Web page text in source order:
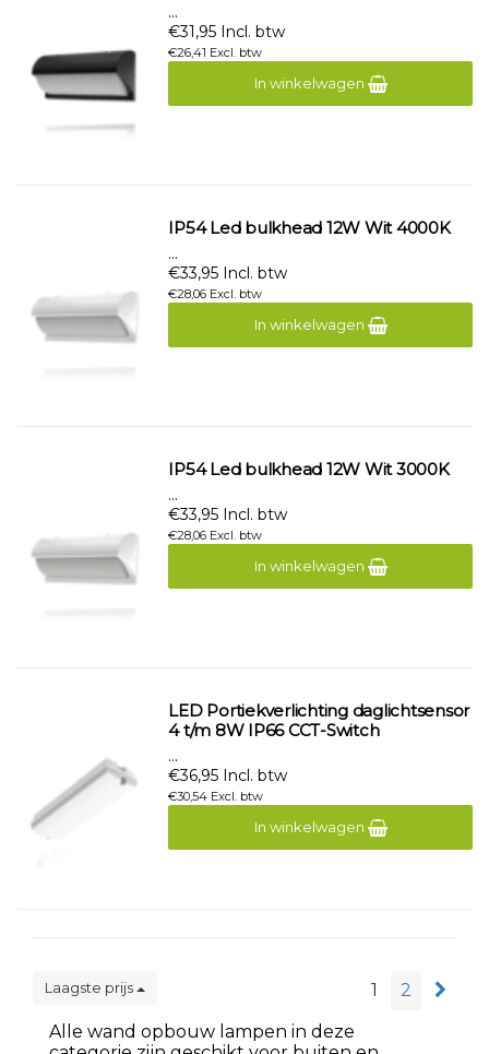
...
€31,95 Incl. btw
€26,41 Excl. btw
In winkelwagen
IP54 Led bulkhead 12W Wit 4000K
...
€33,95 Incl. btw
€28,06 Excl. btw
In winkelwagen
IP54 Led bulkhead 12W Wit 3000K
...
€33,95 Incl. btw
€28,06 Excl. btw
In winkelwagen
LED Portiekverlichting daglichtsensor
4 t/m 8W IP66 CCT-Switch
...
€36,95 Incl. btw
€30,54 Excl. btw
In winkelwagen
Laagste prijs 1
2
Alle wand opbouw lampen in deze